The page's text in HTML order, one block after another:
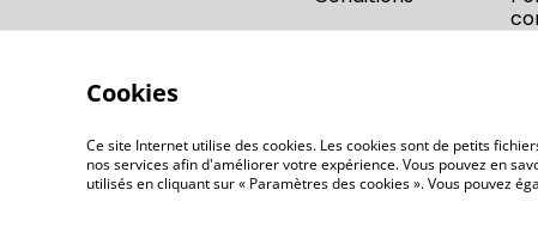
©2026 OD'ORI - Parfumerie artisanale Corse
Cookies
Ce site Internet utilise des cookies. Les cookies sont de petits
nos services afin d'améliorer votre expérience. Vous pouvez en
utilisés en cliquant sur « Paramètres des cookies ». Vous pouvez